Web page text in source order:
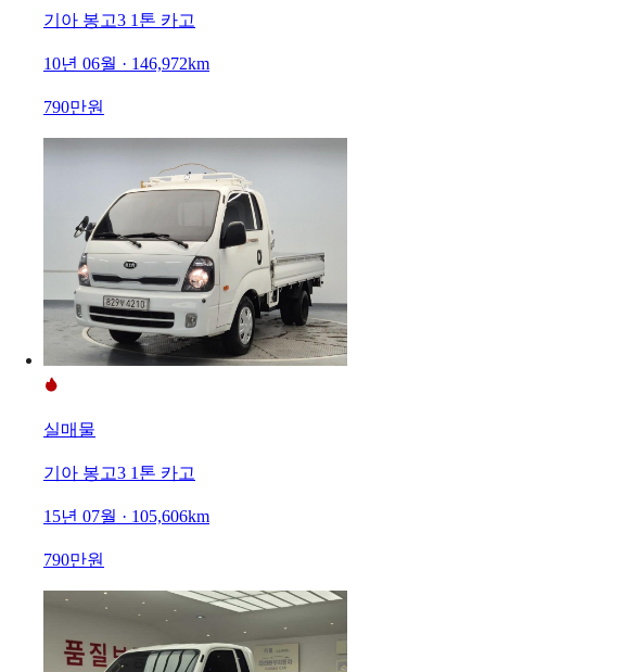
기아 봉고3 1톤 카고
10년 06월 · 146,972km
790만원
실매물
기아 봉고3 1톤 카고
15년 07월 · 105,606km
790만원